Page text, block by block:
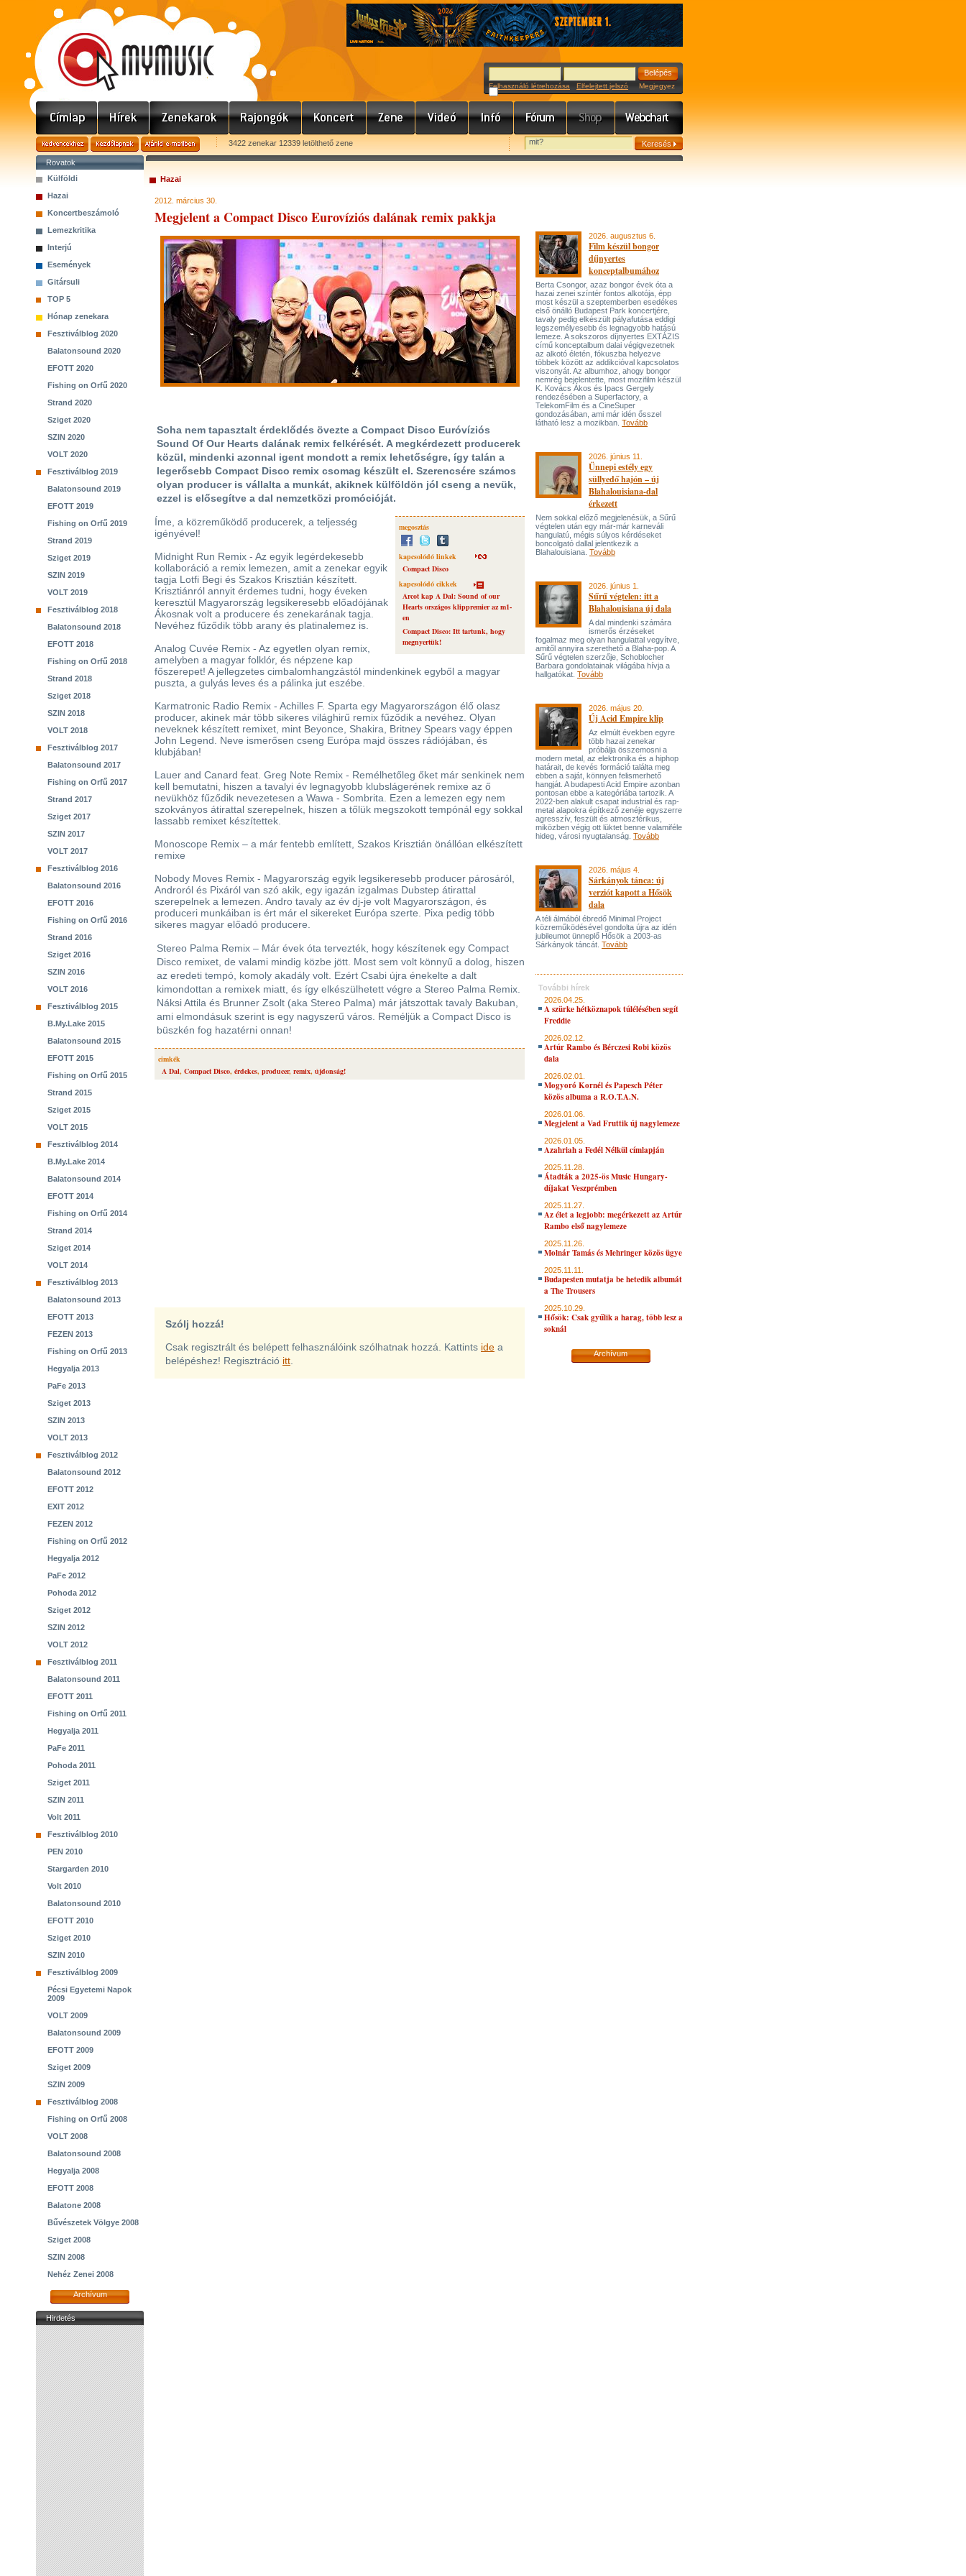
Felhasználó létrehozása Elfelejtett jelszó Megjegyez
3422 zenekar 12339 letölthető zene
Rovatok
Külföldi
Hazai
Koncertbeszámoló
Lemezkritika
Interjú
Események
Gitársuli
TOP 5
Hónap zenekara
Fesztiválblog 2020
Balatonsound 2020
EFOTT 2020
Fishing on Orfű 2020
Strand 2020
Sziget 2020
SZIN 2020
VOLT 2020
Fesztiválblog 2019
Balatonsound 2019
EFOTT 2019
Fishing on Orfű 2019
Strand 2019
Sziget 2019
SZIN 2019
VOLT 2019
Fesztiválblog 2018
Balatonsound 2018
EFOTT 2018
Fishing on Orfű 2018
Strand 2018
Sziget 2018
SZIN 2018
VOLT 2018
Fesztiválblog 2017
Balatonsound 2017
Fishing on Orfű 2017
Strand 2017
Sziget 2017
SZIN 2017
VOLT 2017
Fesztiválblog 2016
Balatonsound 2016
EFOTT 2016
Fishing on Orfű 2016
Strand 2016
Sziget 2016
SZIN 2016
VOLT 2016
Fesztiválblog 2015
B.My.Lake 2015
Balatonsound 2015
EFOTT 2015
Fishing on Orfű 2015
Strand 2015
Sziget 2015
VOLT 2015
Fesztiválblog 2014
B.My.Lake 2014
Balatonsound 2014
EFOTT 2014
Fishing on Orfű 2014
Strand 2014
Sziget 2014
VOLT 2014
Fesztiválblog 2013
Balatonsound 2013
EFOTT 2013
FEZEN 2013
Fishing on Orfű 2013
Hegyalja 2013
PaFe 2013
Sziget 2013
SZIN 2013
VOLT 2013
Fesztiválblog 2012
Balatonsound 2012
EFOTT 2012
EXIT 2012
FEZEN 2012
Fishing on Orfű 2012
Hegyalja 2012
PaFe 2012
Pohoda 2012
Sziget 2012
SZIN 2012
VOLT 2012
Fesztiválblog 2011
Balatonsound 2011
EFOTT 2011
Fishing on Orfű 2011
Hegyalja 2011
PaFe 2011
Pohoda 2011
Sziget 2011
SZIN 2011
Volt 2011
Fesztiválblog 2010
PEN 2010
Stargarden 2010
Volt 2010
Balatonsound 2010
EFOTT 2010
Sziget 2010
SZIN 2010
Fesztiválblog 2009
Pécsi Egyetemi Napok
2009
VOLT 2009
Balatonsound 2009
EFOTT 2009
Sziget 2009
SZIN 2009
Fesztiválblog 2008
Fishing on Orfű 2008
VOLT 2008
Balatonsound 2008
Hegyalja 2008
EFOTT 2008
Balatone 2008
Bűvészetek Völgye 2008
Sziget 2008
SZIN 2008
Nehéz Zenei 2008
Archívum
Hirdetés
Hazai
2012. március 30.
Megjelent a Compact Disco Eurovíziós dalának remix pakkja
Soha nem tapasztalt érdeklődés övezte a Compact Disco Euróvíziós
Sound Of Our Hearts dalának remix felkérését. A megkérdezett producerek
közül, mindenki azonnal igent mondott a remix lehetőségre, így talán a
legerősebb Compact Disco remix csomag készült el. Szerencsére számos
olyan producer is vállalta a munkát, akiknek külföldön jól cseng a nevük,
ezzel is elősegítve a dal nemzetközi promócióját.
megosztás
kapcsolódó linkek
Compact Disco
kapcsolódó cikkek
Arcot kap A Dal: Sound of our
Hearts országos klippremier az m1-
en
Compact Disco: Itt tartunk, hogy
megnyertük!
Íme, a közreműködő producerek, a teljesség
igényével!
Midnight Run Remix - Az egyik legérdekesebb
kollaboráció a remix lemezen, amit a zenekar egyik
tagja Lotfi Begi és Szakos Krisztián készített.
Krisztiánról annyit érdemes tudni, hogy éveken
keresztül Magyarország legsikeresebb előadójának
Ákosnak volt a producere és zenekarának tagja.
Nevéhez fűződik több arany és platinalemez is.
Analog Cuvée Remix - Az egyetlen olyan remix,
amelyben a magyar folklór, és népzene kap
főszerepet! A jellegzetes cimbalomhangzástól mindenkinek egyből a magyar
puszta, a gulyás leves és a pálinka jut eszébe.
Karmatronic Radio Remix - Achilles F. Sparta egy Magyarországon élő olasz
producer, akinek már több sikeres világhirű remix fűződik a nevéhez. Olyan
neveknek készített remixet, mint Beyonce, Shakira, Britney Spears vagy éppen
John Legend. Neve ismerősen cseng Európa majd összes rádiójában, és
klubjában!
Lauer and Canard feat. Greg Note Remix - Remélhetőleg őket már senkinek nem
kell bemutatni, hiszen a tavalyi év legnagyobb klubslágerének remixe az ő
nevükhöz fűződik nevezetesen a Wawa - Sombrita. Ezen a lemezen egy nem
szokványos átirattal szerepelnek, hiszen a tőlük megszokott tempónál egy sokkal
lassabb remixet készítettek.
Monoscope Remix – a már fentebb említett, Szakos Krisztián önállóan elkészített
remixe
Nobody Moves Remix - Magyarország egyik legsikeresebb producer párosáról,
Androról és Pixáról van szó akik, egy igazán izgalmas Dubstep átirattal
szerepelnek a lemezen. Andro tavaly az év dj-je volt Magyarországon, és
produceri munkáiban is ért már el sikereket Európa szerte. Pixa pedig több
sikeres magyar előadó producere.
Stereo Palma Remix – Már évek óta tervezték, hogy készítenek egy Compact
Disco remixet, de valami mindig közbe jött. Most sem volt könnyű a dolog, hiszen
az eredeti tempó, komoly akadály volt. Ezért Csabi újra énekelte a dalt
kimondottan a remixek miatt, és így elkészülhetett végre a Stereo Palma Remix.
Náksi Attila és Brunner Zsolt (aka Stereo Palma) már játszottak tavaly Bakuban,
ami elmondásuk szerint is egy nagyszerű város. Reméljük a Compact Disco is
büszkén fog hazatérni onnan!
cimkék
A Dal, Compact Disco, érdekes, producer, remix, újdonság!
Szólj hozzá!
Csak regisztrált és belépett felhasználóink szólhatnak hozzá. Kattints ide a
belépéshez! Regisztráció itt
2026. augusztus 6.
Film készül bongor
díjnyertes
konceptalbumához
Berta Csongor, azaz bongor évek óta a
hazai zenei színtér fontos alkotója, épp
most készül a szeptemberben esedékes
első önálló Budapest Park koncertjére,
tavaly pedig elkészült pályafutása eddigi
legszemélyesebb és legnagyobb hatású
lemeze. A sokszoros díjnyertes EXTÁZIS
című konceptalbum dalai végigvezetnek
az alkotó életén, fókuszba helyezve
többek között az addikcióval kapcsolatos
viszonyát. Az albumhoz, ahogy bongor
nemrég bejelentette, most mozifilm készül
K. Kovács Ákos és Ipacs Gergely
rendezésében a Superfactory, a
TelekomFilm és a CineSuper
gondozásában, ami már idén ősszel
látható lesz a mozikban. Tovább
2026. június 11.
Ünnepi estély egy
süllyedő hajón – új
Blahalouisiana-dal
érkezett
Nem sokkal előző megjelenésük, a Sűrű
végtelen után egy már-már karneváli
hangulatú, mégis súlyos kérdéseket
boncolgató dallal jelentkezik a
Blahalouisiana. Tovább
2026. június 1.
Sűrű végtelen: itt a
Blahalouisiana új dala
A dal mindenki számára
ismerős érzéseket
fogalmaz meg olyan hangulattal vegyítve,
amitől annyira szerethető a Blaha-pop. A
Sűrű végtelen szerzője, Schoblocher
Barbara gondolatainak világába hívja a
hallgatókat. Tovább
2026. május 20.
Új Acid Empire klip
Az elmúlt években egyre
több hazai zenekar
próbálja összemosni a
modern metal, az elektronika és a hiphop
határait, de kevés formáció találta meg
ebben a saját, könnyen felismerhető
hangját. A budapesti Acid Empire azonban
pontosan ebbe a kategóriába tartozik. A
2022-ben alakult csapat industrial és rap-
metal alapokra építkező zenéje egyszerre
agresszív, feszült és atmoszférikus,
miközben végig ott lüktet benne valamiféle
hideg, városi nyugtalanság. Tovább
2026. május 4.
Sárkányok tánca: új
verziót kapott a Hősök
dala
A téli álmából ébredő Minimal Project
közreműködésével gondolta újra az idén
jubileumot ünneplő Hősök a 2003-as
Sárkányok táncát. Tovább
További hírek
2026.04.25.
A szürke hétköznapok túlélésében segít
Freddie
2026.02.12.
Artúr Rambo és Bérczesi Robi közös
dala
2026.02.01.
Mogyoró Kornél és Papesch Péter
közös albuma a R.O.T.A.N.
2026.01.06.
Megjelent a Vad Fruttik új nagylemeze
2026.01.05.
Azahriah a Fedél Nélkül címlapján
2025.11.28.
Átadták a 2025-ös Music Hungary-
díjakat Veszprémben
2025.11.27.
Az élet a legjobb: megérkezett az Artúr
Rambo első nagylemeze
2025.11.26.
Molnár Tamás és Mehringer közös ügye
2025.11.11.
Budapesten mutatja be hetedik albumát
a The Trousers
2025.10.29.
Hősök: Csak gyűlik a harag, több lesz a
soknál
Archívum